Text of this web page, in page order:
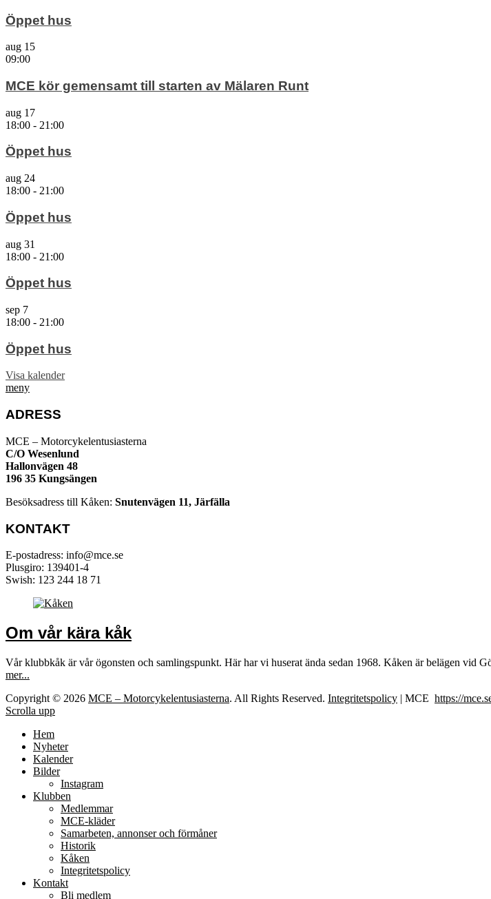
Öppet hus
aug 15
09:00
MCE kör gemensamt till starten av Mälaren Runt
aug 17
18:00 - 21:00
Öppet hus
aug 24
18:00 - 21:00
Öppet hus
aug 31
18:00 - 21:00
Öppet hus
sep 7
18:00 - 21:00
Öppet hus
Visa kalender
meny
ADRESS
MCE – Motorcykelentusiasterna
C/O Wesenlund
Hallonvägen 48
196 35 Kungsängen
Besöksadress till Kåken: Snutenvägen 11, Järfälla
KONTAKT
E-postadress: info@mce.se
Plusgiro: 139401-4
Swish: 123 244 18 71
Om vår kära kåk
Vår klubbkåk är vår ögonsten och samlingspunkt. Här har vi huserat ända sedan 1968. Kåken är belägen vid
mer...
Copyright © 2026 MCE – Motorcykelentusiasterna. All Rights Reserved. Integritetspolicy | MCE https://
Scrolla upp
Hem
Nyheter
Kalender
Bilder
Instagram
Klubben
Medlemmar
MCE-kläder
Samarbeten, annonser och förmåner
Historik
Kåken
Integritetspolicy
Kontakt
Bli medlem